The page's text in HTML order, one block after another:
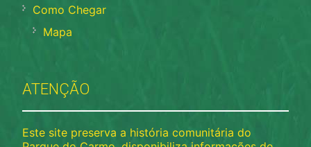
Como Chegar
Mapa
ATENÇÃO
Este site preserva a história comunitária do